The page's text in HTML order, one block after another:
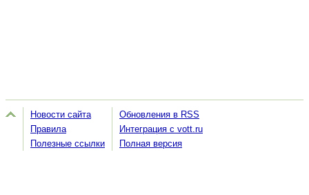
Новости сайта
Правила
Полезные ссылки
Обновления в RSS
Интеграция с vott.ru
Полная версия